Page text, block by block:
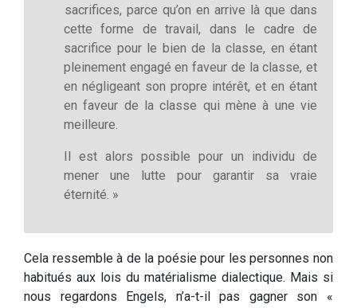
sacrifices, parce qu’on en arrive là que dans
cette forme de travail, dans le cadre de
sacrifice pour le bien de la classe, en étant
pleinement engagé en faveur de la classe, et
en négligeant son propre intérêt, et en étant
en faveur de la classe qui mène à une vie
meilleure.
Il est alors possible pour un individu de
mener une lutte pour garantir sa vraie
éternité. »
Cela ressemble à de la poésie pour les personnes non
habitués aux lois du matérialisme dialectique. Mais si
nous regardons Engels, n’a-t-il pas gagner son «